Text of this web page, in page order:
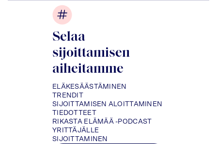
Selaa
sijoittamisen
aiheitamme
ELÄKESÄÄSTÄMINEN
TRENDIT
SIJOITTAMISEN ALOITTAMINEN
TIEDOTTEET
RIKASTA ELÄMÄÄ -PODCAST
YRITTÄJÄLLE
SIJOITTAMINEN